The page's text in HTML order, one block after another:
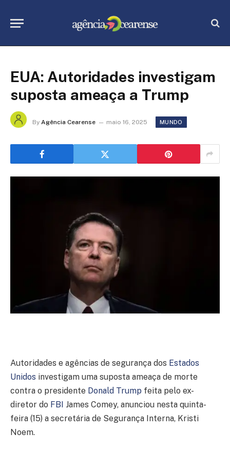
EUA: Autoridades investigam
suposta ameaça a Trump
By Agência Cearense maio 16, 2025 MUNDO
Autoridades e agências de segurança dos Estados
Unidos investigam uma suposta ameaça de morte
contra o presidente Donald Trump feita pelo ex-
diretor do FBI James Comey, anunciou nesta quinta-
feira (15) a secretária de Segurança Interna, Kristi
Noem.